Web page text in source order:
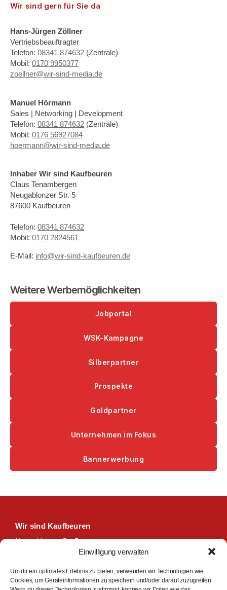
Einwilligung verwalten
Um dir ein optimales Erlebnis zu bieten, verwenden wir Technologien wie
Cookies, um Geräteinformationen zu speichern und/oder darauf zuzugreifen.
Wir sind gern für Sie da
Hans-Jürgen Zöllner
Vertriebsbeauftragter
Telefon: 08341 874632 (Zentrale)
Mobil: 0170 9950377
zoellner@wir-sind-media.de
Manuel Hörmann
Sales | Networking | Development
Telefon: 08341 874632 (Zentrale)
Mobil: 0176 56927084
hoermann@wir-sind-media.de
Inhaber Wir sind Kaufbeuren
Claus Tenambergen
Neugablonzer Str. 5
87600 Kaufbeuren
Telefon: 08341 874632
Mobil: 0170 2824561
E-Mail: info@wir-sind-kaufbeuren.de
Weitere Werbemöglichkeiten
Jobportal
WSK-Kampagne
Silberpartner
Prospekte
Goldpartner
Unternehmen im Fokus
Bannerwerbung
Wir sind Kaufbeuren
Neugablonzer Str. 5
info@wir-sind-kaufbeuren.de